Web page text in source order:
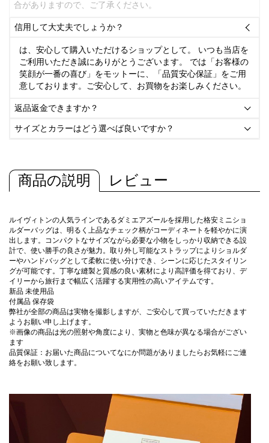
合がありますので、ご了承ください。
信用して大丈夫でしょうか？ 
は、安心して購入いただけるショップとして。 いつも当店を
ご利用いただき誠にありがとうございます。 では「お客様の
笑顔が一番の喜び」をモットーに、「品質安心保証」をご用
意しております。ご安心して、お買物をお楽しみください。
返品返金できますか？ 
サイズとカラーはどう選べば良いですか？ 
商品の説明 レビュー
ルイヴィトンの人気ラインであるダミエアズールを採用した格安ミニショ
ルダーバッグは、明るく上品なチェック柄がコーディネートを軽やかに演
出します。コンパクトなサイズながら必要な小物をしっかり収納できる設
計で、使い勝手の良さが魅力。取り外し可能なストラップによりショルダ
ーやハンドバッグとして柔軟に使い分けでき、シーンに応じたスタイリン
グが可能です。丁寧な縫製と質感の良い素材により高評価を得ており、デ
イリーから旅行まで幅広く活躍する実用性の高いアイテムです。
新品 未使用品
付属品 保存袋
弊社が全部の商品は実物を撮影しますが、ご安心して買っていただきます
ようお願い申し上げます。
※画像の商品は光の照射や角度により、実物と色味が異なる場合がござい
ます
品質保証：お届いた商品についてなにか問題がありましたらお気軽にご連
絡をお願い致します。